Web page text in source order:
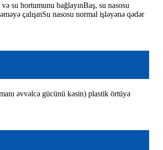
su hortumunu bağlayınBaş, su nasosu
çalışınSu nasosu normal işləyənə qədər
əvvəlcə gücünü kəsin) plastik örtüyə